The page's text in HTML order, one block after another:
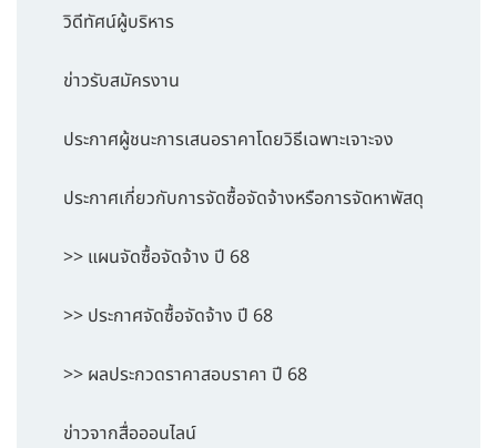
วิดีทัศน์ผู้บริหาร
ข่าวรับสมัครงาน
ประกาศผู้ชนะการเสนอราคาโดยวิธีเฉพาะเจาะจง
ประกาศเกี่ยวกับการจัดซื้อจัดจ้างหรือการจัดหาพัสดุ
>> แผนจัดซื้อจัดจ้าง ปี 68
>> ประกาศจัดซื้อจัดจ้าง ปี 68
>> ผลประกวดราคาสอบราคา ปี 68
ข่าวจากสื่อออนไลน์